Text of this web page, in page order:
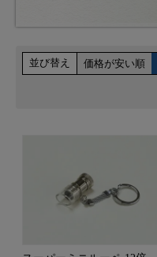
並び替え 価格が安い順